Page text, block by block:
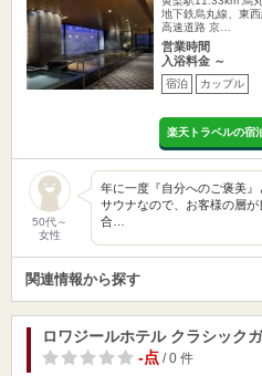
地下鉄烏丸線、東
高速道路 京…
営業時間
入浴料金 ～
宿泊 カップル
楽天トラベルの宿
50代～
女性
年に一度『自分へのご褒美
サウナなので、お客様の層
合…
関連情報から探す
ロワジールホテル クラシック
-点/ 0 件